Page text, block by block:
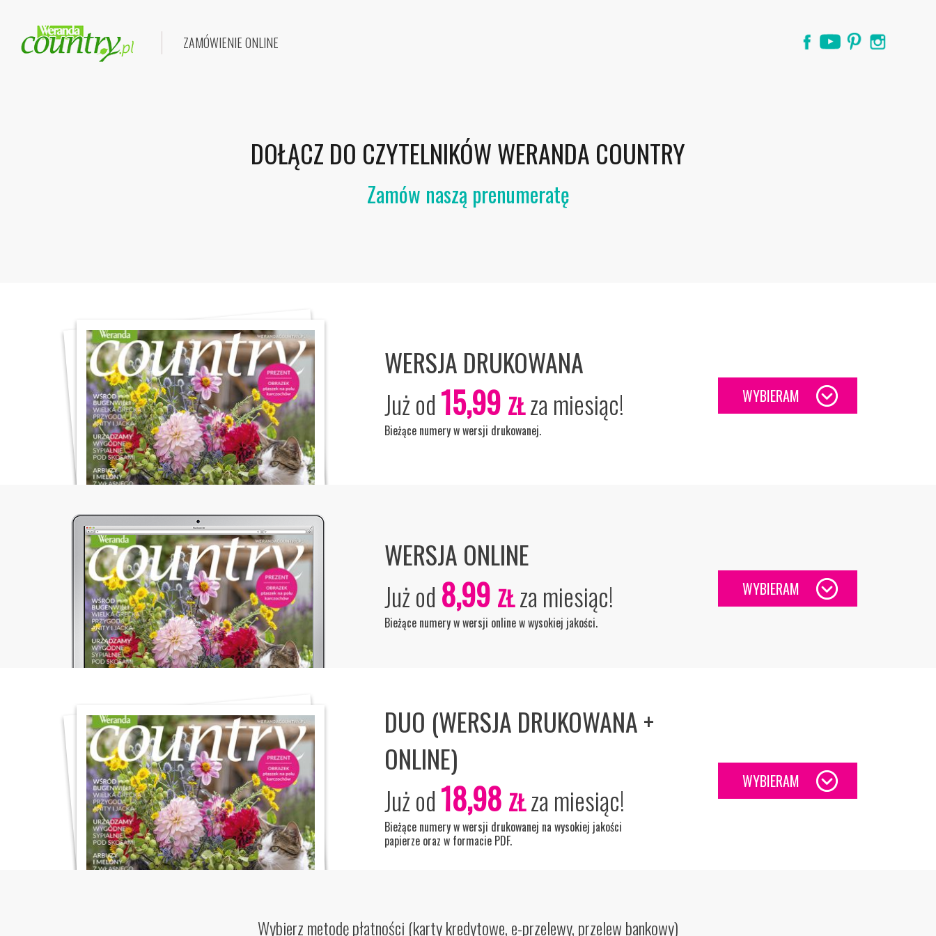
ZAMÓWIENIE ONLINE
DOŁĄCZ DO CZYTELNIKÓW WERANDA COUNTRY
Zamów naszą prenumeratę
WERSJA DRUKOWANA
Już od15,99 ZŁza miesiąc!
Bieżące numery w wersji drukowanej.
WYBIERAM
WERSJA ONLINE
Już od 8,99 ZŁza miesiąc!
Bieżące numery w wersji online w wysokiej jakości.
WYBIERAM
DUO (WERSJA DRUKOWANA +
ONLINE)
Już od18,98 ZŁza miesiąc!
Bieżące numery w wersji drukowanej na wysokiej jakości
papierze oraz w formacie PDF.
WYBIERAM
Wybierz metodę płatności (karty kredytowe, e-przelewy, przelew bankowy)